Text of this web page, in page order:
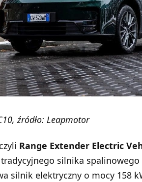
źródło: Leapmotor
Range Extender Electric
silnika spalinowego
silnik elektryczny o mocy 158